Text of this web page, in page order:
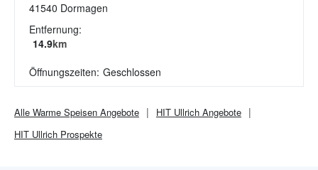
41540 Dormagen
Entfernung:
14.9km
Öffnungszeiten: Geschlossen
Alle Warme Speisen Angebote HIT Ullrich Angebote
HIT Ullrich Prospekte